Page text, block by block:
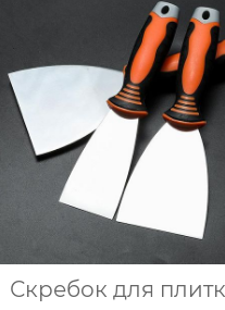
Скребок для